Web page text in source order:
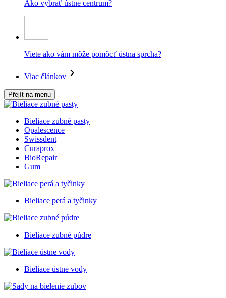
Ako vybrať ústne centrum?
Viete ako vám môže pomôcť ústna sprcha?
Viac článkov
Přejít na menu
Bieliace zubné pasty
Opalescence
Swissdent
Curaprox
BioRepair
Gum
Bieliace perá a tyčinky
Bieliace zubné púdre
Bieliace ústne vody